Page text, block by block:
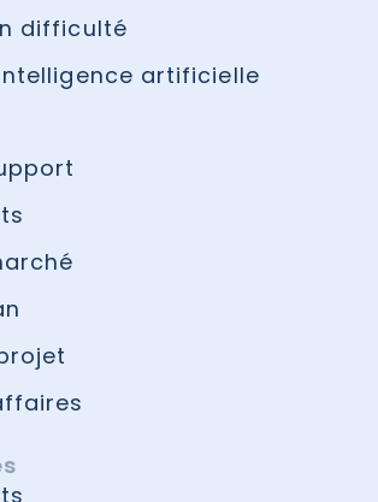
difficulté
artificielle